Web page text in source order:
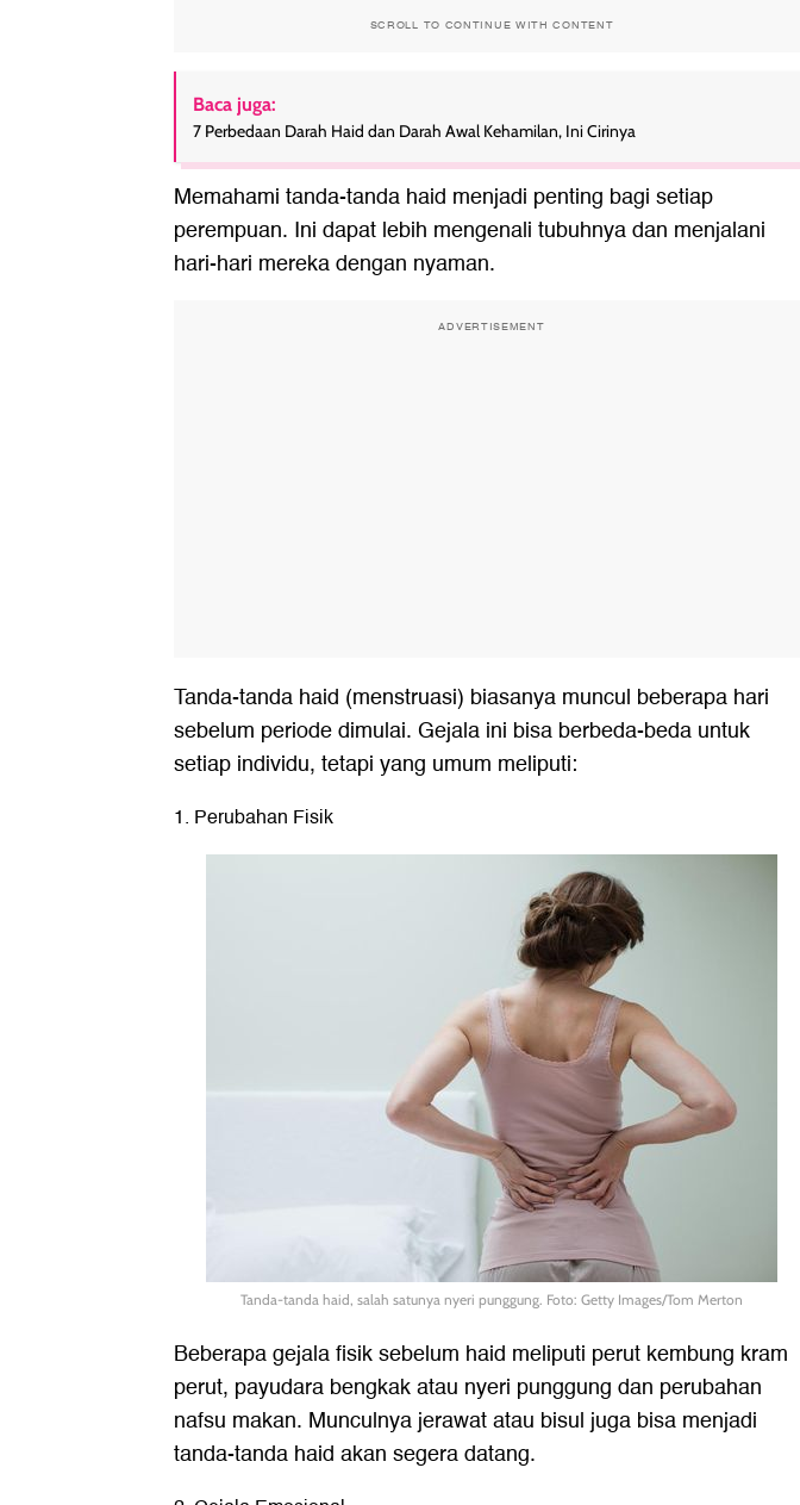
SCROLL TO CONTINUE WITH CONTENT
Baca juga:
7 Perbedaan Darah Haid dan Darah Awal Kehamilan, Ini Cirinya
Memahami tanda-tanda haid menjadi penting bagi setiap
perempuan. Ini dapat lebih mengenali tubuhnya dan menjalani
hari-hari mereka dengan nyaman.
ADVERTISEMENT
Tanda-tanda haid (menstruasi) biasanya muncul beberapa hari
sebelum periode dimulai. Gejala ini bisa berbeda-beda untuk
setiap individu, tetapi yang umum meliputi:
1. Perubahan Fisik
Tanda-tanda haid, salah satunya nyeri punggung. Foto: Getty Images/Tom Merton
Beberapa gejala fisik sebelum haid meliputi perut kembung kram
perut, payudara bengkak atau nyeri punggung dan perubahan
nafsu makan. Munculnya jerawat atau bisul juga bisa menjadi
tanda-tanda haid akan segera datang.